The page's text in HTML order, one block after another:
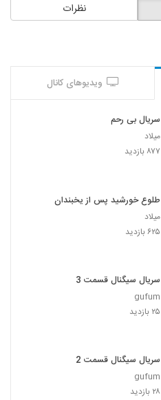
نظرات
ویدیوهای کانال
سریال بی رحم
میلاد
۸۷۷ بازدید
طلوع خورشید پس از یخبندان
میلاد
۶۲۵ بازدید
سریال سیگنال قسمت 3
gufum
۲۵ بازدید
سریال سیگنال قسمت 2
gufum
۲۸ بازدید